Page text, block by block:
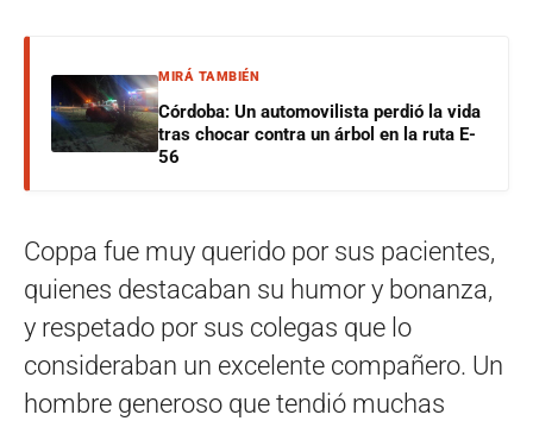
MIRÁ TAMBIÉN
Córdoba: Un automovilista perdió la vida
tras chocar contra un árbol en la ruta E-
56
Coppa fue muy querido por sus pacientes,
quienes destacaban su humor y bonanza,
y respetado por sus colegas que lo
consideraban un excelente compañero. Un
hombre generoso que tendió muchas